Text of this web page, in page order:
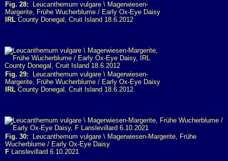
Fig. 28: Leucanthemum vulgare \ Magerwiesen-
Margerite, Frühe Wucherblume / Early Ox-Eye Daisy
IRL County Donegal, Cruit Island 18.6.2012
Fig. 29: Leucanthemum vulgare \ Magerwiesen-
Margerite, Frühe Wucherblume / Early Ox-Eye Daisy
IRL County Donegal, Cruit Island 18.6.2012
Fig. 30: Leucanthemum vulgare \ Magerwiesen-Margerite, Frühe
Wucherblume / Early Ox-Eye Daisy
F Lanslevillard 6.10.2021